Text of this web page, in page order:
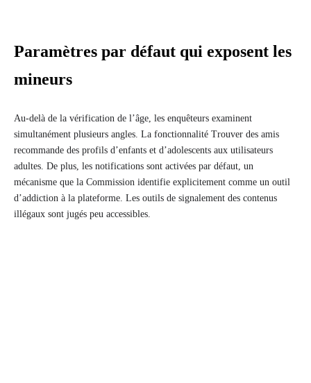
Paramètres par défaut qui exposent les
mineurs
Au-delà de la vérification de l’âge, les enquêteurs examinent
simultanément plusieurs angles. La fonctionnalité Trouver des amis
recommande des profils d’enfants et d’adolescents aux utilisateurs
adultes. De plus, les notifications sont activées par défaut, un
mécanisme que la Commission identifie explicitement comme un outil
d’addiction à la plateforme. Les outils de signalement des contenus
illégaux sont jugés peu accessibles.